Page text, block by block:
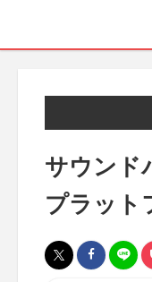
サウンド
プラット